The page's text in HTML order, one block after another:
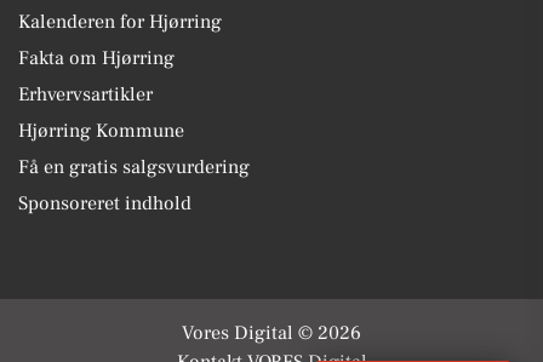
Kalenderen for Hjørring
Fakta om Hjørring
Erhvervsartikler
Hjørring Kommune
Få en gratis salgsvurdering
Sponsoreret indhold
Vores Digital © 2026